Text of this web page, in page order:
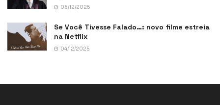
06/12/2025
Se Você Tivesse Falado…: novo filme estreia
na Netflix
04/12/2025